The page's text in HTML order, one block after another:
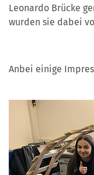
Leonardo Brücke
wurden sie dabei
Anbei einige